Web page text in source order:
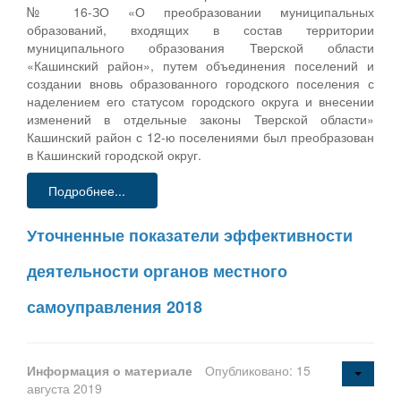
№ 16-ЗО «О преобразовании муниципальных
образований, входящих в состав территории
муниципального образования Тверской области
«Кашинский район», путем объединения поселений и
создании вновь образованного городского поселения с
наделением его статусом городского округа и внесении
изменений в отдельные законы Тверской области»
Кашинский район с 12-ю поселениями был преобразован
в Кашинский городской округ.
Подробнее...
Уточненные показатели эффективности
деятельности органов местного
самоуправления 2018
Информация о материале
Опубликовано: 15
августа 2019